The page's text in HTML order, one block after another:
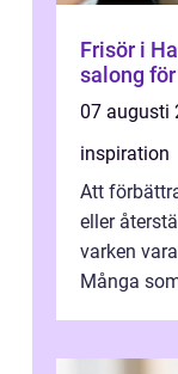
Frisör i
salong
07 augusti
inspiration
Att
eller
varken
Många